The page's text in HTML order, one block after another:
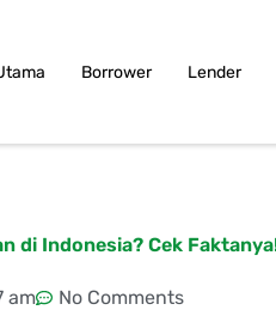
Borrower Lender
di Indonesia? Cek
am No Comments